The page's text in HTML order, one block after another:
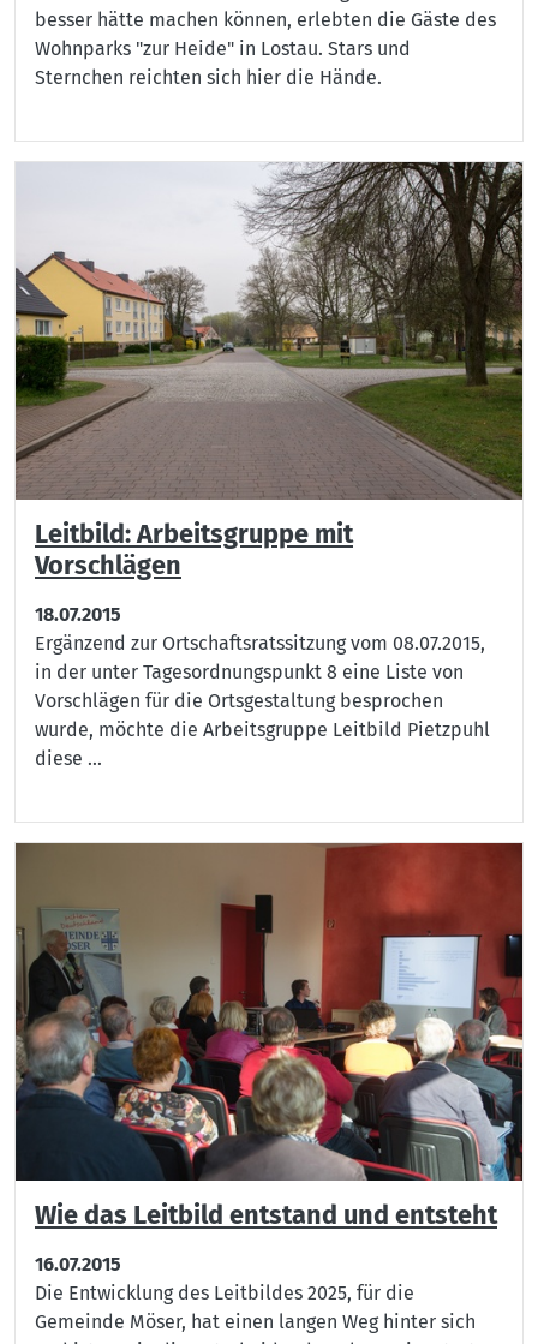
besser hätte machen können, erlebten die Gäste des
Wohnparks "zur Heide" in Lostau. Stars und
Sternchen reichten sich hier die Hände.
Leitbild: Arbeitsgruppe mit
Vorschlägen
18.07.2015
Ergänzend zur Ortschaftsratssitzung vom 08.07.2015,
in der unter Tagesordnungspunkt 8 eine Liste von
Vorschlägen für die Ortsgestaltung besprochen
wurde, möchte die Arbeitsgruppe Leitbild Pietzpuhl
diese ...
Wie das Leitbild entstand und entsteht
16.07.2015
Die Entwicklung des Leitbildes 2025, für die
Gemeinde Möser, hat einen langen Weg hinter sich